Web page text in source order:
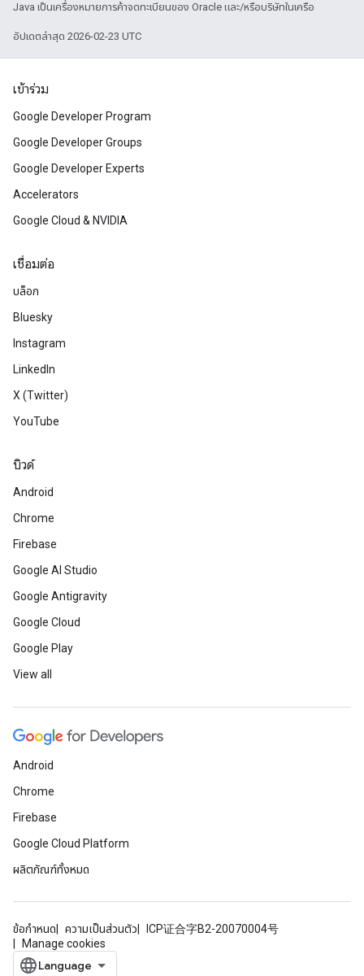
Java เป็นเครื่องหมายการค้าจดทะเบียนของ Oracle และ/หรือบริษัทในเครือ
อัปเดตล่าสุด 2026-02-23 UTC
เข้าร่วม
Google Developer Program
Google Developer Groups
Google Developer Experts
Accelerators
Google Cloud & NVIDIA
เชื่อมต่อ
บล็อก
Bluesky
Instagram
LinkedIn
X (Twitter)
YouTube
บิวด์
Android
Chrome
Firebase
Google AI Studio
Google Antigravity
Google Cloud
Google Play
View all
Android
Chrome
Firebase
Google Cloud Platform
ผลิตภัณฑ์ทั้งหมด
ข้อกำหนด ความเป็นส่วนตัว
ICP证合字B2-20070004号
Manage cookies